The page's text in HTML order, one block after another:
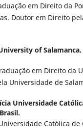
em Direito da
Doutor em Direito
of Salamanca.
em Direito da
Universidade de
Universidade
Católica de